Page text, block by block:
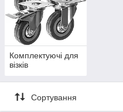
Комплектуючі для
візків
Сортування